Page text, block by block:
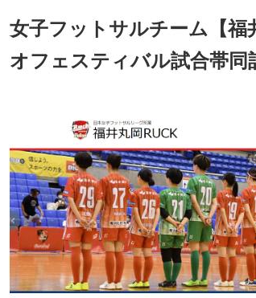
女子フットサルチーム【福
オフェスティバル試合帯同